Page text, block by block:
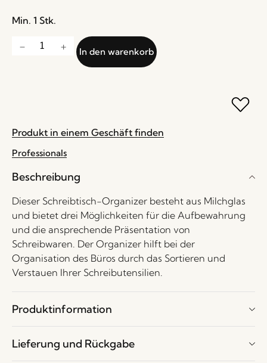
Min. 1 Stk.
In den warenkorb
Produkt in einem Geschäft finden
Professionals
Beschreibung
Dieser Schreibtisch-Organizer besteht aus Milchglas
und bietet drei Möglichkeiten für die Aufbewahrung
und die ansprechende Präsentation von
Schreibwaren. Der Organizer hilft bei der
Organisation des Büros durch das Sortieren und
Verstauen Ihrer Schreibutensilien.
Produktinformation
Lieferung und Rückgabe